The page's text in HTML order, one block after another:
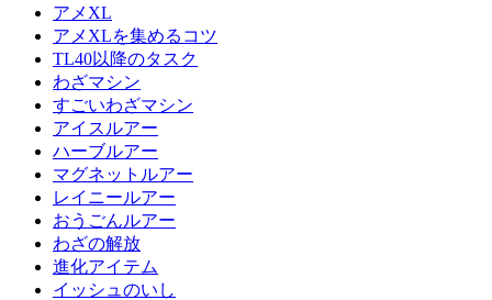
アメXL
アメXLを集めるコツ
TL40以降のタスク
わざマシン
すごいわざマシン
アイスルアー
ハーブルアー
マグネットルアー
レイニールアー
おうごんルアー
わざの解放
進化アイテム
イッシュのいし